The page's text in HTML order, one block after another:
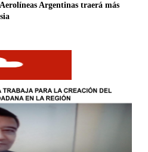
Argentinas traerá más